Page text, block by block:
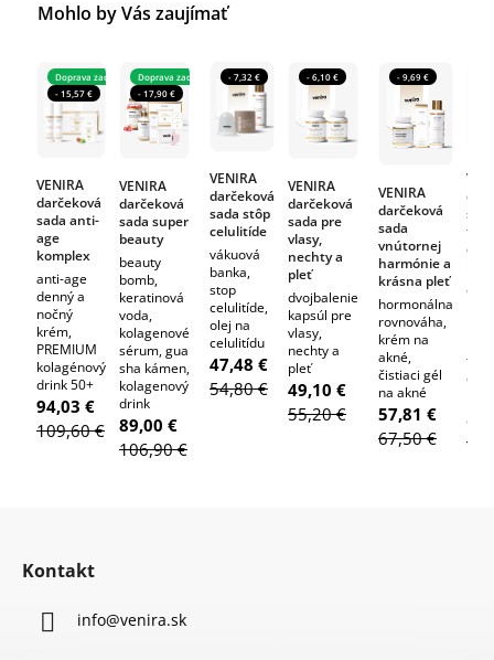
Mohlo by Vás zaujímať
Doprava zadarmo
- 15,57 €
94,03 €
109,60 €
VENIRA
darčeková
sada anti-
age
komplex
anti-age
denný a
nočný
krém,
PREMIUM
kolagénový
drink 50+
Doprava zadarmo
- 17,90 €
89,00 €
106,90 €
VENIRA
darčeková
sada super
beauty
beauty
bomb,
keratinová
voda,
kolagenové
sérum, gua
sha kámen,
kolagenový
drink
- 7,32 €
47,48 €
54,80 €
VENIRA
darčeková
sada stôp
celulitíde
vákuová
banka,
stop
celulitíde,
olej na
celulitídu
- 6,10 €
49,10 €
55,20 €
VENIRA
darčeková
sada pre
vlasy,
nechty a
pleť
dvojbalenie
kapsúl pre
vlasy,
nechty a
pleť
- 9,69 €
57,81 €
67,50 €
VENIRA
darčeková
sada
vnútornej
harmónie a
krásna pleť
hormonálna
rovnováha,
krém na
akné,
čistiaci gél
na akné
olej
Kontakt
info@venira.sk